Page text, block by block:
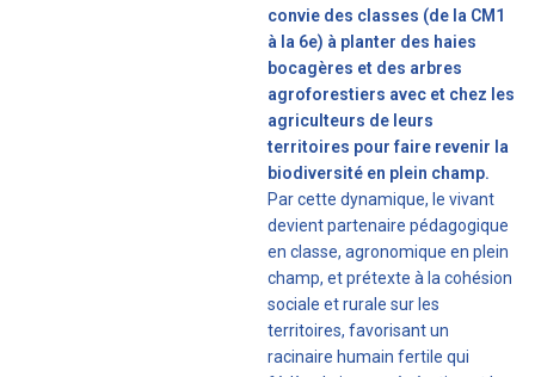
convie des classes (de la CM1
à la 6e) à planter des haies
bocagères et des arbres
agroforestiers avec et chez les
agriculteurs de leurs
territoires pour faire revenir la
biodiversité en plein champ.
Par cette dynamique, le vivant
devient partenaire pédagogique
en classe, agronomique en plein
champ, et prétexte à la cohésion
sociale et rurale sur les
territoires, favorisant un
racinaire humain fertile qui